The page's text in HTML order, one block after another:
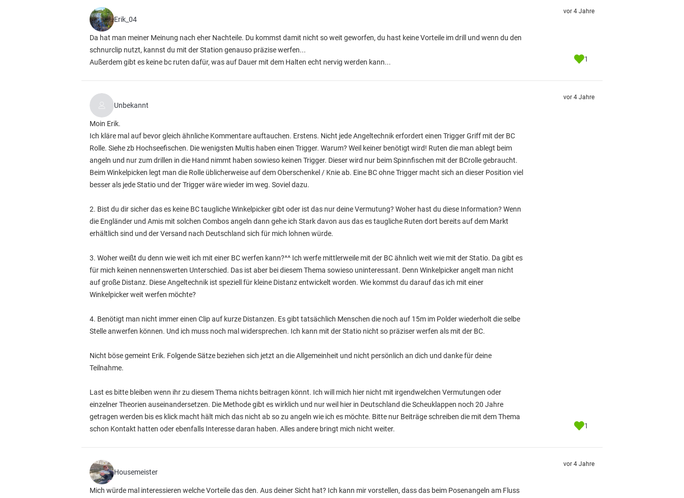
Erik_04
Da hat man meiner Meinung nach eher Nachteile. Du kommst damit nicht so weit geworfen, du hast keine Vorteile im drill und wenn du den
schnurclip nutzt, kannst du mit der Station genauso präzise werfen...
Außerdem gibt es keine bc ruten dafür, was auf Dauer mit dem Halten echt nervig werden kann...
vor 4 Jahre
1
Unbekannt
Moin Erik.
Ich kläre mal auf bevor gleich ähnliche Kommentare auftauchen. Erstens. Nicht jede Angeltechnik erfordert einen Trigger Griff mit der BC
Rolle. Siehe zb Hochseefischen. Die wenigsten Multis haben einen Trigger. Warum? Weil keiner benötigt wird! Ruten die man ablegt beim
angeln und nur zum drillen in die Hand nimmt haben sowieso keinen Trigger. Dieser wird nur beim Spinnfischen mit der BCrolle gebraucht.
Beim Winkelpicken legt man die Rolle üblicherweise auf dem Oberschenkel / Knie ab. Eine BC ohne Trigger macht sich an dieser Position viel
besser als jede Statio und der Trigger wäre wieder im weg. Soviel dazu.
2. Bist du dir sicher das es keine BC taugliche Winkelpicker gibt oder ist das nur deine Vermutung? Woher hast du diese Information? Wenn
die Engländer und Amis mit solchen Combos angeln dann gehe ich Stark davon aus das es taugliche Ruten dort bereits auf dem Markt
erhältlich sind und der Versand nach Deutschland sich für mich lohnen würde.
3. Woher weißt du denn wie weit ich mit einer BC werfen kann?^^ Ich werfe mittlerweile mit der BC ähnlich weit wie mit der Statio. Da gibt es
für mich keinen nennenswerten Unterschied. Das ist aber bei diesem Thema sowieso uninteressant. Denn Winkelpicker angelt man nicht
auf große Distanz. Diese Angeltechnik ist speziell für kleine Distanz entwickelt worden. Wie kommst du darauf das ich mit einer
Winkelpicker weit werfen möchte?
4. Benötigt man nicht immer einen Clip auf kurze Distanzen. Es gibt tatsächlich Menschen die noch auf 15m im Polder wiederholt die selbe
Stelle anwerfen können. Und ich muss noch mal widersprechen. Ich kann mit der Statio nicht so präziser werfen als mit der BC.
Nicht böse gemeint Erik. Folgende Sätze beziehen sich jetzt an die Allgemeinheit und nicht persönlich an dich und danke für deine
Teilnahme.
Last es bitte bleiben wenn ihr zu diesem Thema nichts beitragen könnt. Ich will mich hier nicht mit irgendwelchen Vermutungen oder
einzelner Theorien auseinandersetzen. Die Methode gibt es wirklich und nur weil hier in Deutschland die Scheuklappen noch 20 Jahre
getragen werden bis es klick macht hält mich das nicht ab so zu angeln wie ich es möchte. Bitte nur Beiträge schreiben die mit dem Thema
schon Kontakt hatten oder ebenfalls Interesse daran haben. Alles andere bringt mich nicht weiter.
vor 4 Jahre
1
Housemeister
Mich würde mal interessieren welche Vorteile das den. Aus deiner Sicht hat? Ich kann mir vorstellen, dass das beim Posenangeln am Fluss
vor 4 Jahre